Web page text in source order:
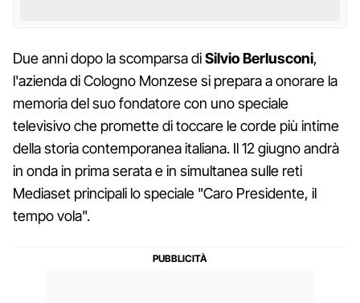
Due anni dopo la scomparsa diSilvioBerlusconi,
l'azienda di Cologno Monzese si prepara a onorare la
memoria del suo fondatore con uno speciale
televisivo che promette di toccare le corde più intime
della storia contemporanea italiana. Il 12 giugno andrà
in onda in prima serata e in simultanea sulle reti
Mediaset principali lo speciale "Caro Presidente, il
tempo vola".